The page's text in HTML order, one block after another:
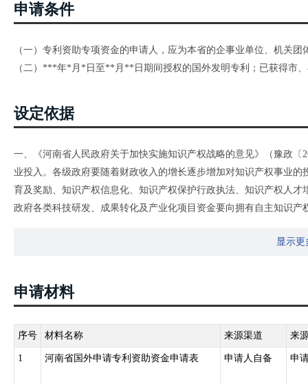
申请条件
（一）专利资助专项资金的申请人，应为本省的企事业单位、机关团
（二）***年*月*日至**月**日期间授权的国外发明专利；已获得市
设定依据
一、《河南省人民政府关于加快实施知识产权战略的意见》（豫政
业投入。各级政府要随着财政收入的增长逐步增加对知识产权事业
育及奖励、知识产权信息化、知识产权保护行政执法、知识产权人
政府各类科技研发、成果转化及产业化项目资金要向拥有自主知识
知识产权部门审核、汇总后报送本级财政部门。”三、《河南省专利
显示更
申请材料
序号 材料名称 来源渠道 来
1 河南省国外申请专利资助资金申请表 申请人自备 申